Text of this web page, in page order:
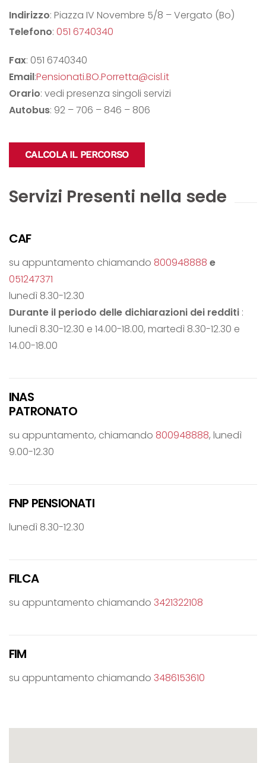
Indirizzo: Piazza IV Novembre 5/8 – Vergato (Bo)
Telefono: 051 6740340
Fax: 051 6740340
Email:Pensionati.BO.Porretta@cisl.it
Orario: vedi presenza singoli servizi
Autobus: 92 – 706 – 846 – 806
CALCOLA IL PERCORSO
Servizi Presenti nella sede
CAF
su appuntamento chiamando 800948888 e
051247371
lunedì 8.30-12.30
Durante il periodo delle dichiarazioni dei redditi :
lunedì 8.30-12.30 e 14.00-18.00, martedì 8.30-12.30 e
14.00-18.00
INAS
PATRONATO
su appuntamento, chiamando 800948888, lunedì
9.00-12.30
FNP PENSIONATI
lunedì 8.30-12.30
FILCA
su appuntamento chiamando 3421322108
FIM
su appuntamento chiamando 3486153610